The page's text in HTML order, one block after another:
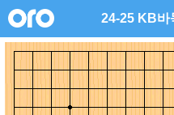
24-25 KB바